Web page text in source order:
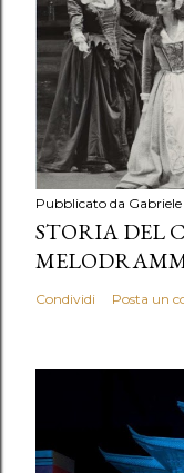
Pubblicato da
STORIA DEL
Condividi Posta un